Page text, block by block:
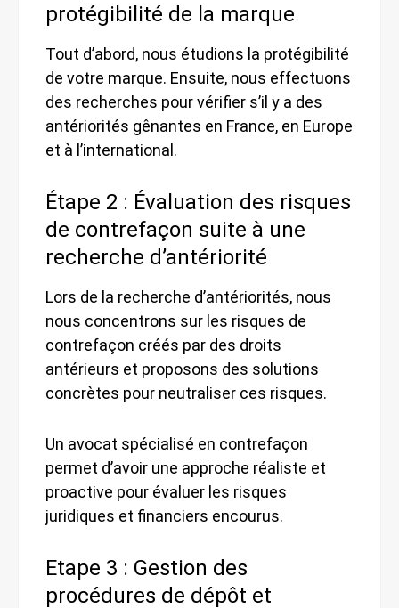
protégibilité de la marque
Tout d’abord, nous étudions la protégibilité
de votre marque. Ensuite, nous effectuons
des recherches pour vérifier s’il y a des
antériorités gênantes en France, en Europe
et à l’international.
Étape 2 : Évaluation des risques
de contrefaçon suite à une
recherche d’antériorité
Lors de la recherche d’antériorités, nous
nous concentrons sur les risques de
contrefaçon créés par des droits
antérieurs et proposons des solutions
concrètes pour neutraliser ces risques.
Un avocat spécialisé en contrefaçon
permet d’avoir une approche réaliste et
proactive pour évaluer les risques
juridiques et financiers encourus.
Etape 3 : Gestion des
procédures de dépôt et